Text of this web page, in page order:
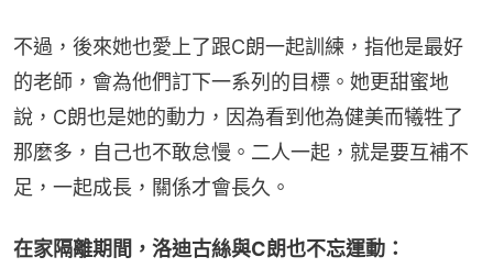
不過，後來她也愛上了跟C朗一起訓練，指他是最好
的老師，會為他們訂下一系列的目標。她更甜蜜地
說，C朗也是她的動力，因為看到他為健美而犧牲了
那麼多，自己也不敢怠慢。二人一起，就是要互補不
足，一起成長，關係才會長久。
在家隔離期間，洛迪古絲與C朗也不忘運動：